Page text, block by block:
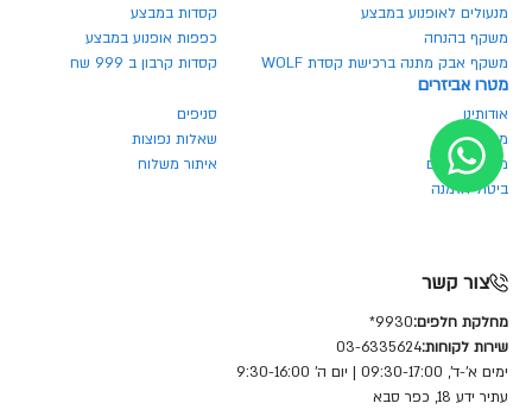
מנעולים לאופנוע במבצע
קסדות במבצע
משקף בהנחה
כפפות אופנוע במבצע
משקף אבק מתנה ברכישת קסדת WOLF
קסדות קרבון ב 999 שח
מטרו אביזרים
אודותינו
סניפים
מגזין מטרו
שאלות נפוצות
מחירון חלפים
איתור משלוח
ביטול הזמנה
צור קשר
מחלקת חלפים:9930*
שירות לקוחות:03-6335624
ימים א'-ד', 09:30-17:00 | יום ה' 9:30-16:00
עתיר ידע 18, כפר סבא